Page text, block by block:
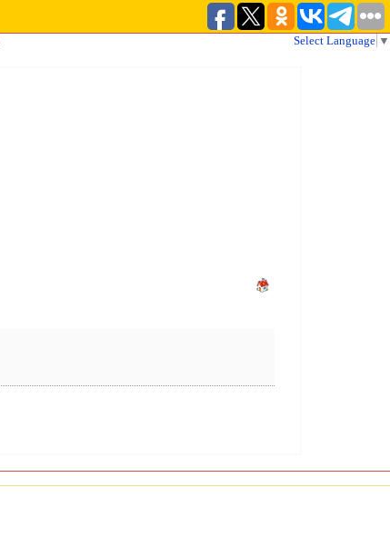
Select Language ▼